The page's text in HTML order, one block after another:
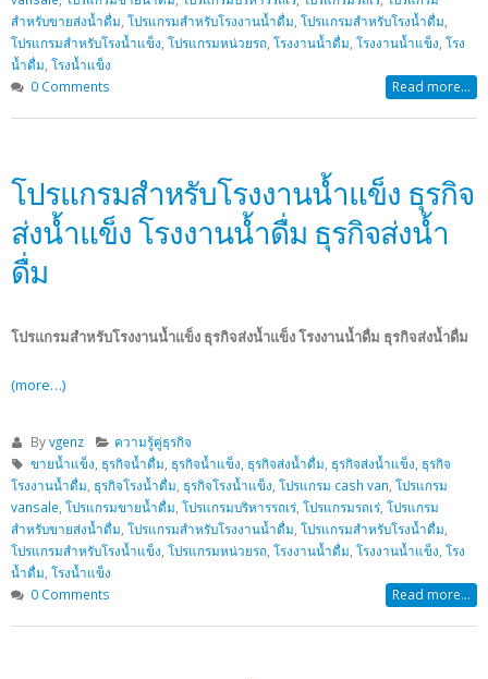
สำหรับขายส่งน้ำดื่ม, โปรแกรมสำหรับโรงงานน้ำดื่ม, โปรแกรมสำหรับโรงน้ำดื่ม,
โปรแกรมสำหรับโรงน้ำแข็ง, โปรแกรมหน่วยรถ, โรงงานน้ำดื่ม, โรงงานน้ำแข็ง, โรง
น้ำดื่ม, โรงน้ำแข็ง
0 Comments
Read more...
โปรแกรมสำหรับโรงงานน้ำแข็ง ธุรกิจ
ส่งน้ำแข็ง โรงงานน้ำดื่ม ธุรกิจส่งน้ำ
ดื่ม
โปรแกรมสำหรับโรงงานน้ำแข็ง ธุรกิจส่งน้ำแข็ง โรงงานน้ำดื่ม ธุรกิจส่งน้ำดื่ม
(more…)
Byvgenz
ความรู้คู่ธุรกิจ
ขายน้ำแข็ง, ธุรกิจน้ำดื่ม, ธุรกิจน้ำแข็ง, ธุรกิจส่งน้ำดื่ม, ธุรกิจส่งน้ำแข็ง, ธุรกิจ
โรงงานน้ำดื่ม, ธุรกิจโรงน้ำดื่ม, ธุรกิจโรงน้ำแข็ง, โปรแกรม cash van, โปรแกรม
vansale, โปรแกรมขายน้ำดื่ม, โปรแกรมบริหารรถเร่, โปรแกรมรถเร่, โปรแกรม
สำหรับขายส่งน้ำดื่ม, โปรแกรมสำหรับโรงงานน้ำดื่ม, โปรแกรมสำหรับโรงน้ำดื่ม,
โปรแกรมสำหรับโรงน้ำแข็ง, โปรแกรมหน่วยรถ, โรงงานน้ำดื่ม, โรงงานน้ำแข็ง, โรง
น้ำดื่ม, โรงน้ำแข็ง
0 Comments
Read more...